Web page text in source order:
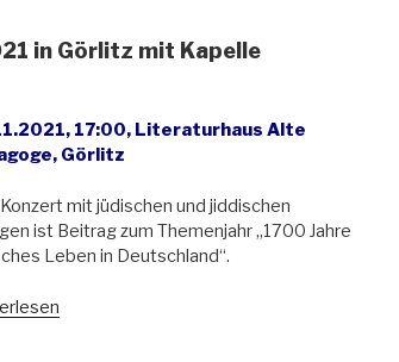
in Görlitz mit Kapelle
17:00, Literaturhaus Alte
Görlitz
mit jüdischen und jiddischen
ist Beitrag zum Themenjahr „1700 Jahre
Leben in Deutschland“.